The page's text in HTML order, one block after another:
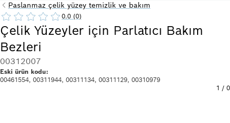
Paslanmaz çelik yüzey temizlik ve bakım
Çelik Yüzeyler için Parlatıcı Bakım
Bezleri
00312007
0.0 (0)
Eski ürün kodu:
00461554, 00311944, 00311134, 00311129, 00310979
1 / 0